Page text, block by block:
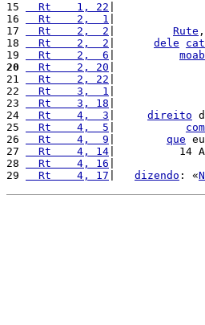
15
  Rt    1, 22
|
16
  Rt    2,  1
|
17
  Rt    2,  2
Rute
18
  Rt    2,  2
dele
19
  Rt    2,  6
20
  Rt    2, 20
|
21
  Rt    2, 22
|
22
  Rt    3,  1
|
23
  Rt    3, 18
|
24
  Rt    4,  3
direito
25
  Rt    4,  5
26
  Rt    4,  9
que eu
27
  Rt    4, 14
|          14
28
  Rt    4, 16
|
29
  Rt    4, 17
dizendo : «